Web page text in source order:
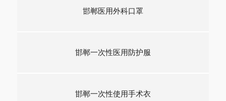
邯郸医用外科口罩
邯郸一次性医用防护服
邯郸一次性使用手术衣